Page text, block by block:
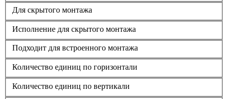
Для скрытого монтажа
Исполнение для скрытого монтажа
Подходит для встроенного монтажа
Количество единиц по горизонтали
Количество единиц по вертикали